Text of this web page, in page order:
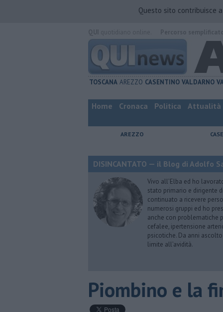
Questo sito contribuisce
TOSCANA AREZZO CASENTINO VALDARNO
Home Cronaca Politica Attualità
AREZZO
DISINCANTATO — il Blog di Adolfo
Vivo all’Elba ed ho
stato primario e dirigente
continuato a ricevere
numerosi gruppi ed ho
anche con problematiche
cefalee, ipertensione
psicotiche. Da anni
limite all’avidità.
​Piombino e la